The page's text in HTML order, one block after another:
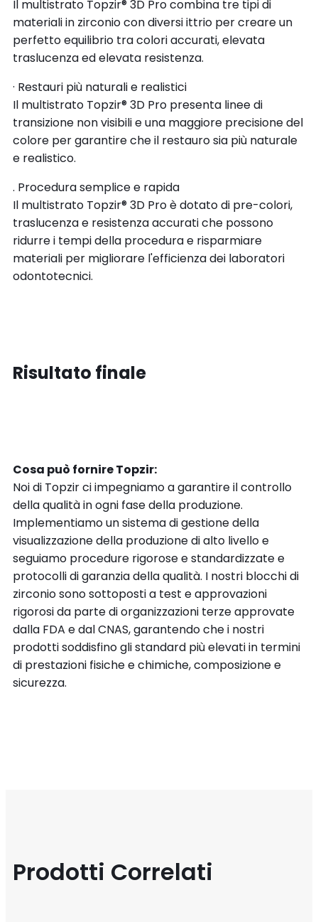
Il multistrato Topzir® 3D Pro combina tre tipi di
materiali in zirconio con diversi ittrio per creare un
perfetto equilibrio tra colori accurati, elevata
traslucenza ed elevata resistenza.
· Restauri più naturali e realistici
Il multistrato Topzir® 3D Pro presenta linee di
transizione non visibili e una maggiore precisione del
colore per garantire che il restauro sia più naturale
e realistico.
. Procedura semplice e rapida
Il multistrato Topzir® 3D Pro è dotato di pre-colori,
traslucenza e resistenza accurati che possono
ridurre i tempi della procedura e risparmiare
materiali per migliorare l'efficienza dei laboratori
odontotecnici.
Risultato finale
Cosa può fornire Topzir:
Noi di Topzir ci impegniamo a garantire il controllo
della qualità in ogni fase della produzione.
Implementiamo un sistema di gestione della
visualizzazione della produzione di alto livello e
seguiamo procedure rigorose e standardizzate e
protocolli di garanzia della qualità. I nostri blocchi di
zirconio sono sottoposti a test e approvazioni
rigorosi da parte di organizzazioni terze approvate
dalla FDA e dal CNAS, garantendo che i nostri
prodotti soddisfino gli standard più elevati in termini
di prestazioni fisiche e chimiche, composizione e
sicurezza.
Prodotti Correlati